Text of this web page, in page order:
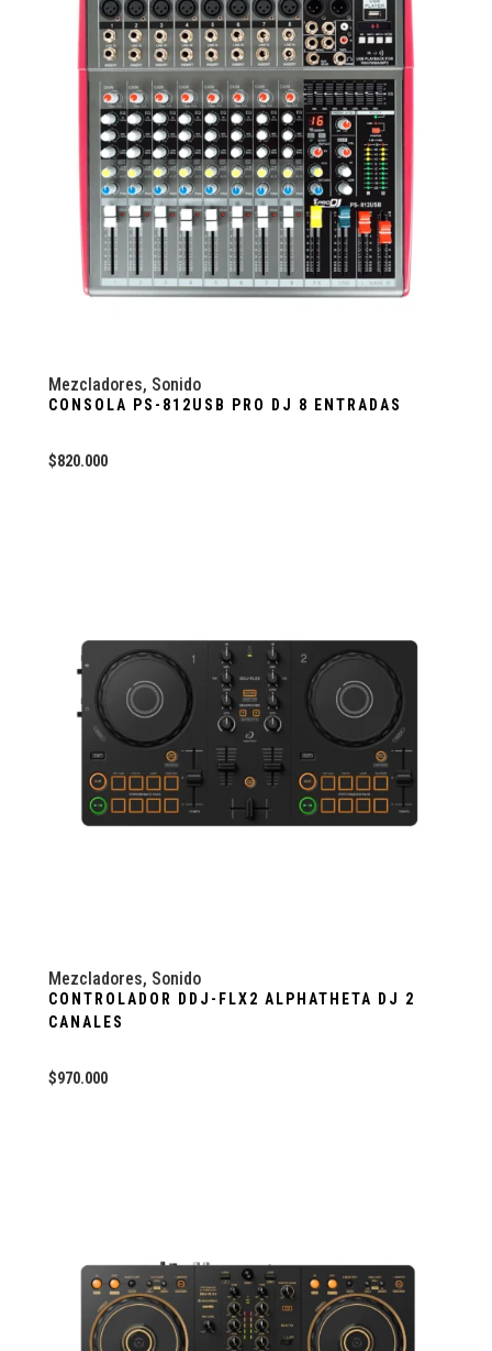
Mezcladores, Sonido
CONSOLA PS-812USB PRO DJ 8 ENTRADAS
$820.000
Mezcladores, Sonido
CONTROLADOR DDJ-FLX2 ALPHATHETA DJ 2
CANALES
$970.000